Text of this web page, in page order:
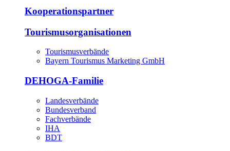
Kooperationspartner
Tourismusorganisationen
Tourismusverbände
Bayern Tourismus Marketing GmbH
DEHOGA-Familie
Landesverbände
Bundesverband
Fachverbände
IHA
BDT